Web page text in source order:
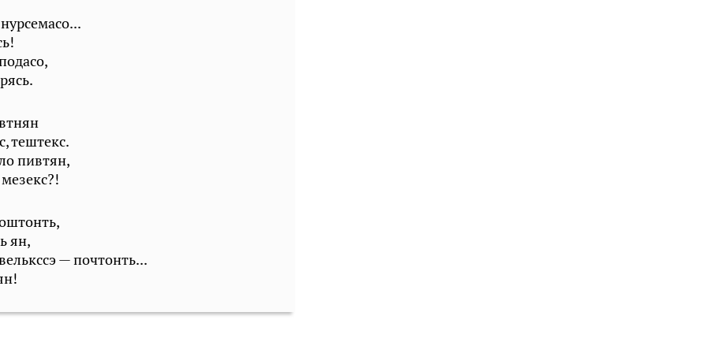
тештекс.
пивтян,
ян,
— почтонть...